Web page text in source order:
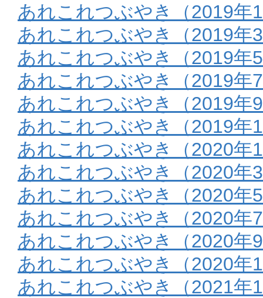
あれこれつぶやき（2019年
あれこれつぶやき（2019年
あれこれつぶやき（2019年
あれこれつぶやき（2019年
あれこれつぶやき（2019年
あれこれつぶやき（2019年
あれこれつぶやき（2020年
あれこれつぶやき（2020年
あれこれつぶやき（2020年
あれこれつぶやき（2020年
あれこれつぶやき（2020年
あれこれつぶやき（2020年
あれこれつぶやき（2021年